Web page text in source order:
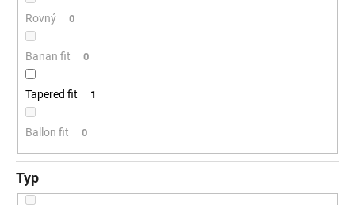
Rovný 0
Banan fit 0
Tapered fit 1
Ballon fit 0
Typ